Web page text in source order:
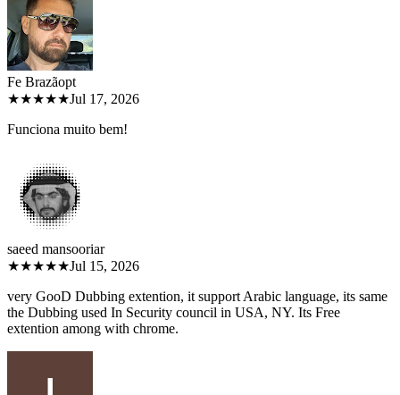
Fe Brazãopt
★★★★★Jul 17, 2026
Funciona muito bem!
saeed mansooriar
★★★★★Jul 15, 2026
very GooD Dubbing extention, it support Arabic language, its same
the Dubbing used In Security council in USA, NY. Its Free
extention among with chrome.